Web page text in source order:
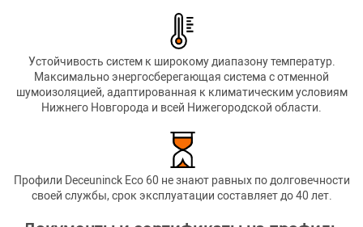
Устойчивость систем к широкому диапазону температур.
Максимально энергосберегающая система с отменной
шумоизоляцией, адаптированная к климатическим условиям
Нижнего Новгорода и всей Нижегородской области.
Профили Deceuninck Eco 60 не знают равных по долговечности
своей службы, срок эксплуатации составляет до 40 лет.